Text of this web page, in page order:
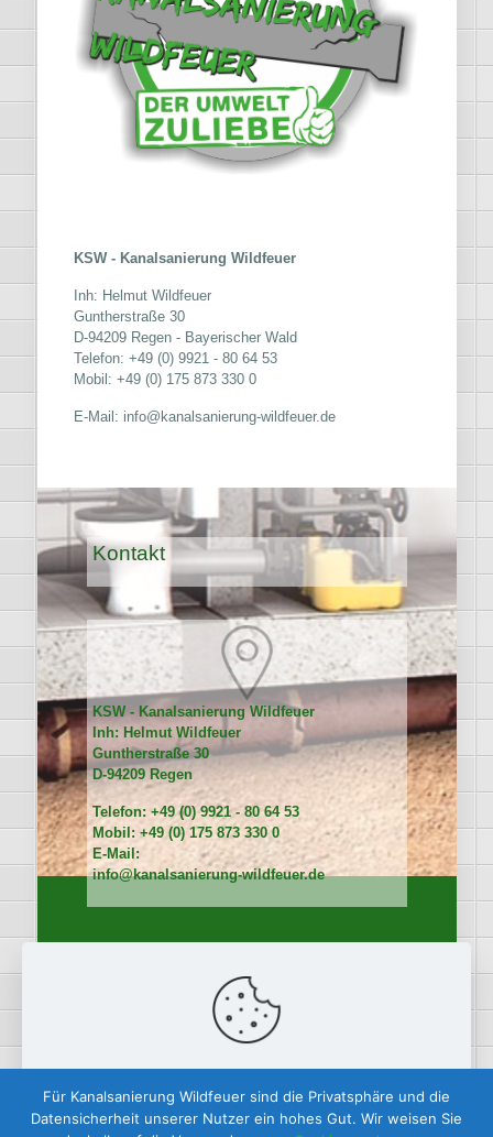
KSW - Kanalsanierung Wildfeuer
Inh: Helmut Wildfeuer
Guntherstraße 30
D-94209 Regen - Bayerischer Wald
Telefon: +49 (0) 9921 - 80 64 53
Mobil: +49 (0) 175 873 330 0
E-Mail: info@kanalsanierung-wildfeuer.de
Kontakt
KSW - Kanalsanierung Wildfeuer
Inh: Helmut Wildfeuer
Guntherstraße 30
D-94209 Regen
Telefon: +49 (0) 9921 - 80 64 53
Mobil: +49 (0) 175 873 330 0
E-Mail:
info@kanalsanierung-wildfeuer.de
verbessern. Durch die Nutzung dieser Website erklären Sie
sich mit unseremDatenschutzeinverstanden.
Für Kanalsanierung Wildfeuer sind die Privatsphäre und die
Datensicherheit unserer Nutzer ein hohes Gut. Wir weisen Sie